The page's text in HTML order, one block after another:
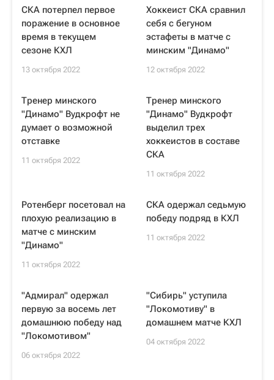
СКА потерпел первое
поражение в основное
время в текущем
сезоне КХЛ
13 октября 2022
Хоккеист СКА сравнил
себя с бегуном
эстафеты в матче с
минским "Динамо"
12 октября 2022
Тренер минского
"Динамо" Вудкрофт не
думает о возможной
отставке
11 октября 2022
Тренер минского
"Динамо" Вудкрофт
выделил трех
хоккеистов в составе
СКА
11 октября 2022
Ротенберг посетовал на
плохую реализацию в
матче с минским
"Динамо"
11 октября 2022
СКА одержал седьмую
победу подряд в КХЛ
11 октября 2022
"Адмирал" одержал
первую за восемь лет
домашнюю победу над
"Локомотивом"
06 октября 2022
"Сибирь" уступила
"Локомотиву" в
домашнем матче КХЛ
04 октября 2022